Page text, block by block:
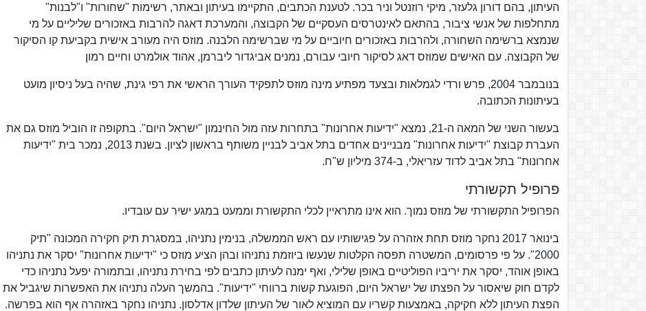
העיתון, בהם דורון גלעזר, מיקי רוזנטל וניר בכר. לטענת הכתבים, התקיימו בעיתון ובאתר, רשימות "שחורות" ו"לבנות"
מתחלפות של אנשי ציבור, בהתאם לאינטרסים העסקיים של הקבוצה, והמערכת דאגה להרבות באזכורים שליליים על מי
שנמצא ברשימה השחורה, ולהרבות באזכורים חיוביים על מי שברשימה הלבנה. מוזס היה מעורב אישית בקביעת קו הסיקור
של הקבוצה. עם האישים שמוזס דאג לסיקור חיובי עבורם, נמנים אביגדור ליברמן, אהוד אולמרט וחיים רמון
בנובמבר 2004, פרש ורדי לגמלאות ובצעד מפתיע מינה מוזס לתפקיד העורך הראשי את רפי גינת, שהיה בעל ניסיון מועט
בעיתונות הכתובה.
בעשור השני של המאה ה-21, נמצא "ידיעות אחרונות" בתחרות עזה מול החינמון "ישראל היום". בתקופה זו הוביל מוזס גם את
העברת קבוצת "ידיעות אחרונות" מבניינים אחדים בתל אביב לבניין משותף בראשון לציון. בשנת 2013, נמכר בית "ידיעות
אחרונות" בתל אביב לדוד עזריאלי, ב-374 מיליון ש"ח.
פרופיל תקשורתי
הפרופיל התקשורתי של מוזס נמוך. הוא אינו מתראיין לכלי התקשורת וממעט במגע ישיר עם עובדיו.
בינואר 2017 נחקר מוזס תחת אזהרה על פגישותיו עם ראש הממשלה, בנימין נתניהו, במסגרת תיק חקירה המכונה "תיק
2000". על פי פרסומים, המשטרה תפסה הקלטות שנעשו ביוזמת נתניהו ובהן הציע מוזס כי "ידיעות אחרונות" יסקר את נתניהו
באופן אוהד, יסקר את יריביו הפוליטיים באופן שלילי, ואף ימנה לעיתון כתבים לפי בחירת נתניהו, ובתמורה יפעל נתניהו כדי
לקדם חוק שיאסור על הפצתו של ישראל היום, הפוגעת קשות ברווחי "ידיעות". בהמשך העלה נתניהו את האפשרות שיגביל את
הפצת העיתון ללא חקיקה, באמצעות קשריו עם המוציא לאור של העיתון שלדון אדלסון. נתניהו נחקר באזהרה אף הוא בפרשה.